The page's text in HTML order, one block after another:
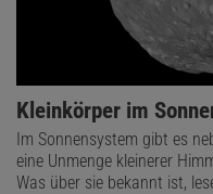
Kleinkörper im
Im Sonnensystem gibt es
eine Unmenge kleinerer
Was über sie bekannt ist,